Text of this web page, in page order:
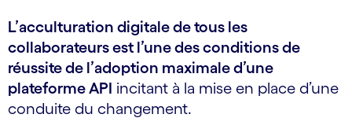
L’acculturation digitale de tous les
collaborateurs est l’une des conditions de
réussite de l’adoption maximale d’une
plateforme API incitant à la mise en place d’une
conduite du changement.